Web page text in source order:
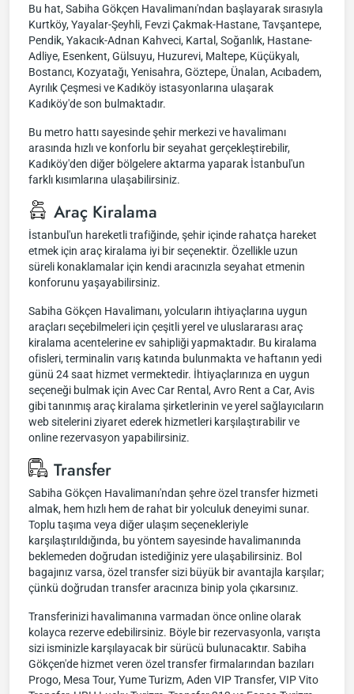
Bu hat, Sabiha Gökçen Havalimanı'ndan başlayarak sırasıyla
Kurtköy, Yayalar-Şeyhli, Fevzi Çakmak-Hastane, Tavşantepe,
Pendik, Yakacık-Adnan Kahveci, Kartal, Soğanlık, Hastane-
Adliye, Esenkent, Gülsuyu, Huzurevi, Maltepe, Küçükyalı,
Bostancı, Kozyatağı, Yenisahra, Göztepe, Ünalan, Acıbadem,
Ayrılık Çeşmesi ve Kadıköy istasyonlarına ulaşarak
Kadıköy'de son bulmaktadır.
Bu metro hattı sayesinde şehir merkezi ve havalimanı
arasında hızlı ve konforlu bir seyahat gerçekleştirebilir,
Kadıköy'den diğer bölgelere aktarma yaparak İstanbul'un
farklı kısımlarına ulaşabilirsiniz.
Araç Kiralama
İstanbul'un hareketli trafiğinde, şehir içinde rahatça hareket
etmek için araç kiralama iyi bir seçenektir. Özellikle uzun
süreli konaklamalar için kendi aracınızla seyahat etmenin
konforunu yaşayabilirsiniz.
Sabiha Gökçen Havalimanı, yolcuların ihtiyaçlarına uygun
araçları seçebilmeleri için çeşitli yerel ve uluslararası araç
kiralama acentelerine ev sahipliği yapmaktadır. Bu kiralama
ofisleri, terminalin varış katında bulunmakta ve haftanın yedi
günü 24 saat hizmet vermektedir. İhtiyaçlarınıza en uygun
seçeneği bulmak için Avec Car Rental, Avro Rent a Car, Avis
gibi tanınmış araç kiralama şirketlerinin ve yerel sağlayıcıların
web sitelerini ziyaret ederek hizmetleri karşılaştırabilir ve
online rezervasyon yapabilirsiniz.
Transfer
Sabiha Gökçen Havalimanı'ndan şehre özel transfer hizmeti
almak, hem hızlı hem de rahat bir yolculuk deneyimi sunar.
Toplu taşıma veya diğer ulaşım seçenekleriyle
karşılaştırıldığında, bu yöntem sayesinde havalimanında
beklemeden doğrudan istediğiniz yere ulaşabilirsiniz. Bol
bagajınız varsa, özel transfer sizi büyük bir avantajla karşılar;
çünkü doğrudan transfer aracınıza binip yola çıkarsınız.
Transferinizi havalimanına varmadan önce online olarak
kolayca rezerve edebilirsiniz. Böyle bir rezervasyonla, varışta
sizi isminizle karşılayacak bir sürücü bulunacaktır. Sabiha
Gökçen'de hizmet veren özel transfer firmalarından bazıları
Progo, Mesa Tour, Yume Turizm, Aden VIP Transfer, VIP Vito